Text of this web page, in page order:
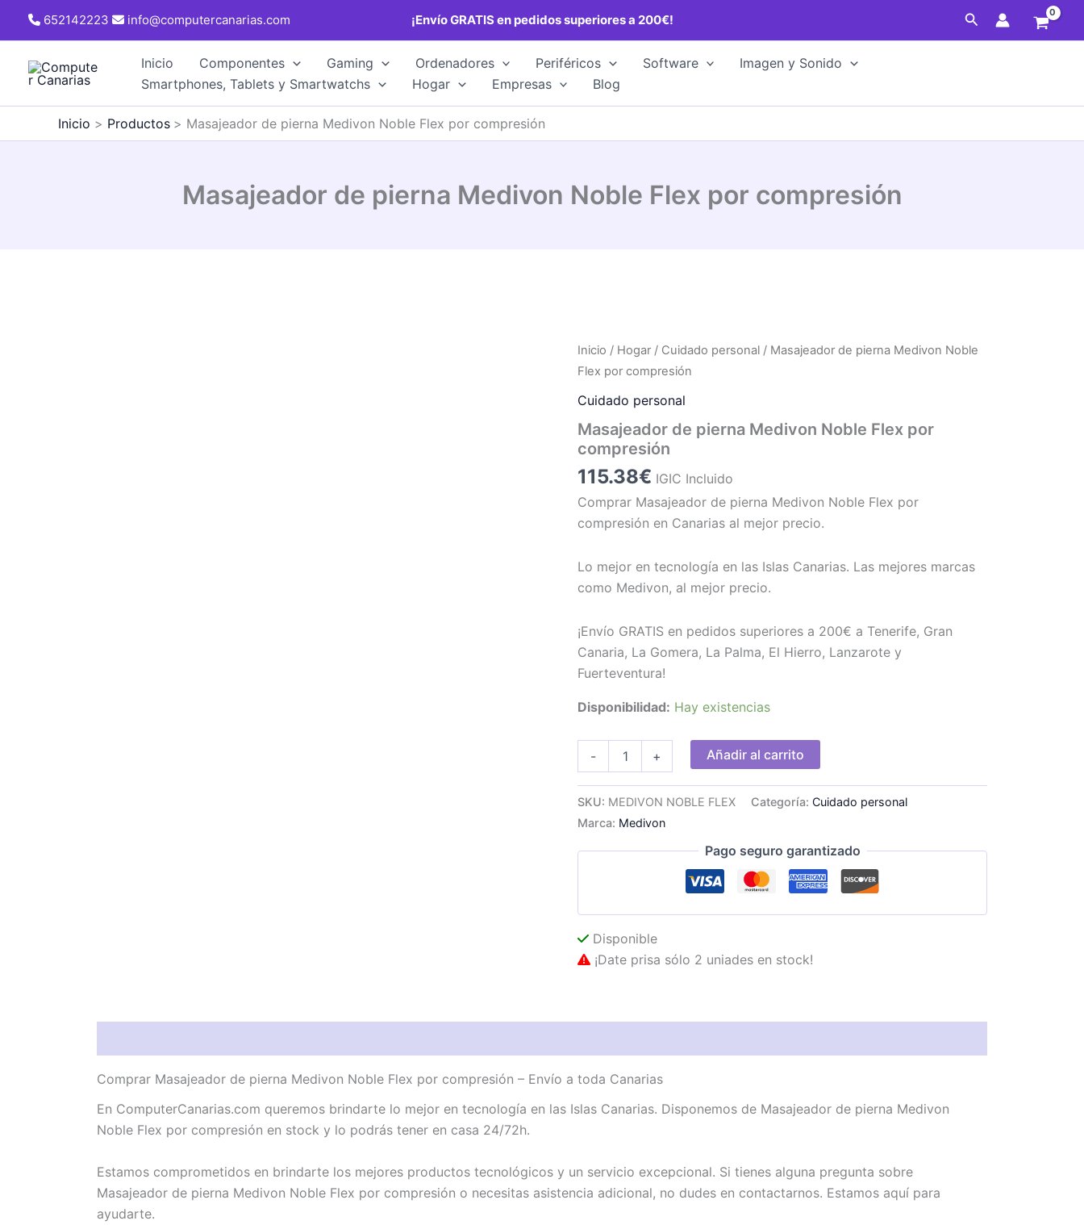
652142223 info@computercanarias.com ¡Envío GRATIS en pedidos superiores a 200€! Buscar
Inicio Componentes Gaming Ordenadores Periféricos Software
Imagen y Sonido
Smartphones, Tablets y Smartwatchs
Hogar Empresas Blog
Inicio Productos Masajeador de pierna Medivon Noble Flex por compresión
Masajeador de pierna Medivon Noble Flex por compresión
Inicio / Hogar / Cuidado personal / Masajeador de pierna Medivon Noble
Flex por compresión
Cuidado personal
Masajeador de pierna Medivon Noble Flex por
compresión
115.38€ IGIC Incluido
Comprar Masajeador de pierna Medivon Noble Flex por
compresión en Canarias al mejor precio.
Lo mejor en tecnología en las Islas Canarias. Las mejores marcas
como Medivon, al mejor precio.
¡Envío GRATIS en pedidos superiores a 200€ a Tenerife, Gran
Canaria, La Gomera, La Palma, El Hierro, Lanzarote y
Fuerteventura!
Disponibilidad: Hay existencias
-
Medivon
Flex
+ Añadir al carrito
SKU: MEDIVON NOBLE FLEX Categoría:Cuidado personal
Marca: Medivon
Pago seguro garantizado
Disponible
¡Date prisa sólo 2 uniades en stock!
Comprar Masajeador de pierna Medivon Noble Flex por compresión – Envío a toda Canarias
En ComputerCanarias.com queremos brindarte lo mejor en tecnología en las Islas Canarias. Disponemos de Masajeador de pierna Medivon
Noble Flex por compresión en stock y lo podrás tener en casa 24/72h.
Estamos comprometidos en brindarte los mejores productos tecnológicos y un servicio excepcional. Si tienes alguna pregunta sobre
Masajeador de pierna Medivon Noble Flex por compresión o necesitas asistencia adicional, no dudes en contactarnos. Estamos aquí para
ayudarte.
Flex
compresión